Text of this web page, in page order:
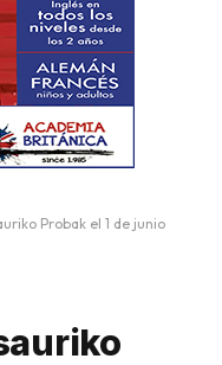
Probak el 1 de junio